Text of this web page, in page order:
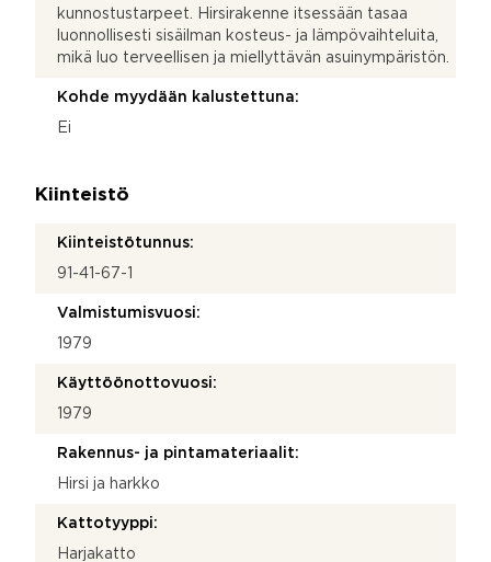
kunnostustarpeet. Hirsirakenne itsessään tasaa
luonnollisesti sisäilman kosteus- ja lämpövaihteluita,
mikä luo terveellisen ja miellyttävän asuinympäristön.
Kohde myydään kalustettuna:
Ei
Kiinteistö
Kiinteistötunnus:
91-41-67-1
Valmistumisvuosi:
1979
Käyttöönottovuosi:
1979
Rakennus- ja pintamateriaalit:
Hirsi ja harkko
Kattotyyppi:
Harjakatto